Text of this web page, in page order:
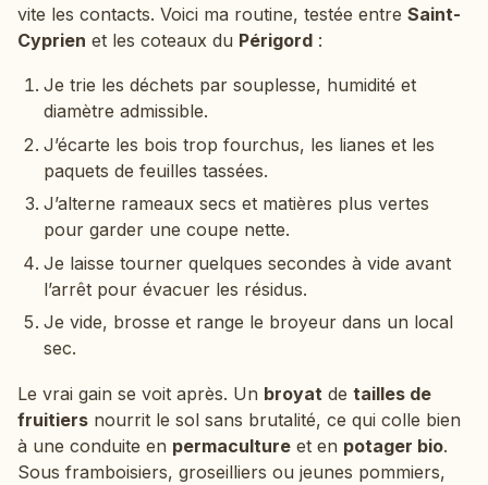
vite les contacts. Voici ma routine, testée entre Saint-
Cyprien et les coteaux du Périgord :
Je trie les déchets par souplesse, humidité et
diamètre admissible.
J’écarte les bois trop fourchus, les lianes et les
paquets de feuilles tassées.
J’alterne rameaux secs et matières plus vertes
pour garder une coupe nette.
Je laisse tourner quelques secondes à vide avant
l’arrêt pour évacuer les résidus.
Je vide, brosse et range le broyeur dans un local
sec.
Le vrai gain se voit après. Un broyat de tailles de
fruitiers nourrit le sol sans brutalité, ce qui colle bien
à une conduite en permaculture et en potager bio.
Sous framboisiers, groseilliers ou jeunes pommiers,